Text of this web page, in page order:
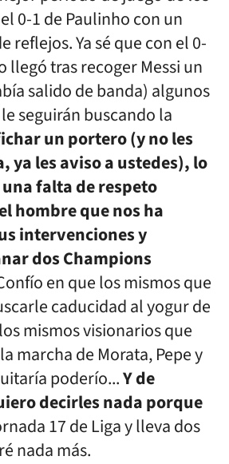
0-1 de Paulinho con un
reflejos. Ya sé que con el 0-
llegó tras recoger Messi un
salido de banda) algunos
seguirán buscando la
un portero (y no les
ya les aviso a ustedes), lo
falta de respeto
hombre que nos ha
intervenciones y
dos Champions
en que los mismos que
caducidad al yogur de
mismos visionarios que
marcha de Morata, Pepe y
poderío...Y de
decirles nada porque
17 de Liga y lleva dos
nada más.